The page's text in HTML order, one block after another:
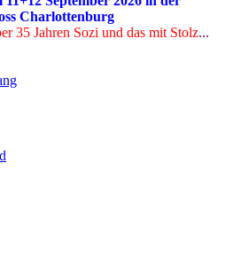
Charlottenburg
35 Jahren Sozi und das mit Stolz...